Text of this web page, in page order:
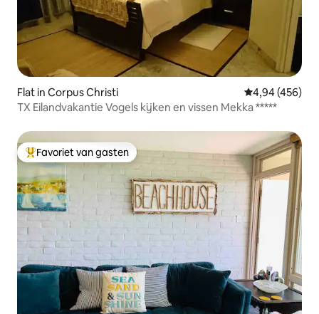
Flat in Corpus Christi Gemiddelde
4,94 (456)
TX Eilandvakantie Vogels kijken en vissen Mekka *****
Topfavoriet van gasten
Favoriet van gasten